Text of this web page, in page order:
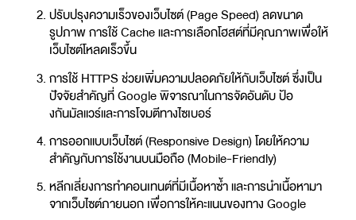
ปรับปรุงความเร็วของเว็บไซต์ (Page Speed) ลดขนาด
รูปภาพ การใช้ Cache และการเลือกโฮสต์ที่มีคุณภาพเพื่อให้
เว็บไซต์โหลดเร็วขึ้น
การใช้ HTTPS ช่วยเพิ่มความปลอดภัยให้กับเว็บไซต์ ซึ่งเป็น
ปัจจัยสำคัญที่ Google พิจารณาในการจัดอันดับ ป้อ
งกันมัลแวร์และการโจมตีทางไซเบอร์
การออกแบบเว็บไซต์ (Responsive Design) โดยให้ความ
สำคัญกับการใช้งานบนมือถือ (Mobile-Friendly)
หลีกเลี่ยงการทำคอนเทนต์ที่มีเนื้อหาซ้ำ และการนำเนื้อหามา
จากเว็บไซต์ภายนอก เพื่อการให้คะแนนของทาง Google